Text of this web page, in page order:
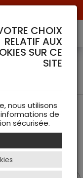
CHOIX
RELATIF AUX
SUR CE
SITE
nous utilisons
de
sécurisée.